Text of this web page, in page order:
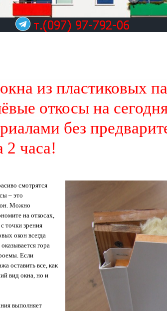
из пластиковых
откосы на
ми без
2 часа!
смотрятся
– это
Можно
на откосах,
точки зрения
окон всегда
гора
Если
оставить все, как
вид окна, но и
выполняет